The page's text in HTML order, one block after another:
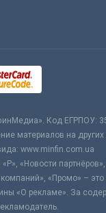
Код ЕГРПОУ:
материалов на других
www.minfin.com.ua
«Новости партнёров»,
«Промо» –
«О рекламе». За